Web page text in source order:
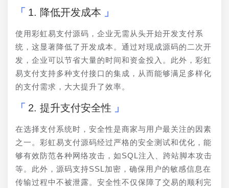
1. 降低开发成本
使用彩虹易支付源码，企业无需从头开始开发支付系
统，这显著降低了开发成本。通过对现成源码的二次开
发，企业可以节省大量的时间和资金投入。此外，彩虹
易支付支持多种支付接口的集成，从而能够满足多样化
的支付需求，大大提升了效率。
2. 提升支付安全性
在选择支付系统时，安全性是商家与用户最关注的因素
之一。彩虹易支付源码经过严格的安全测试和优化，能
够有效防范各种网络攻击，如SQL注入、跨站脚本攻击
等。此外，源码支持SSL加密，确保用户的敏感信息在
传输过程中不被泄露。安全性不仅保障了交易的顺利完